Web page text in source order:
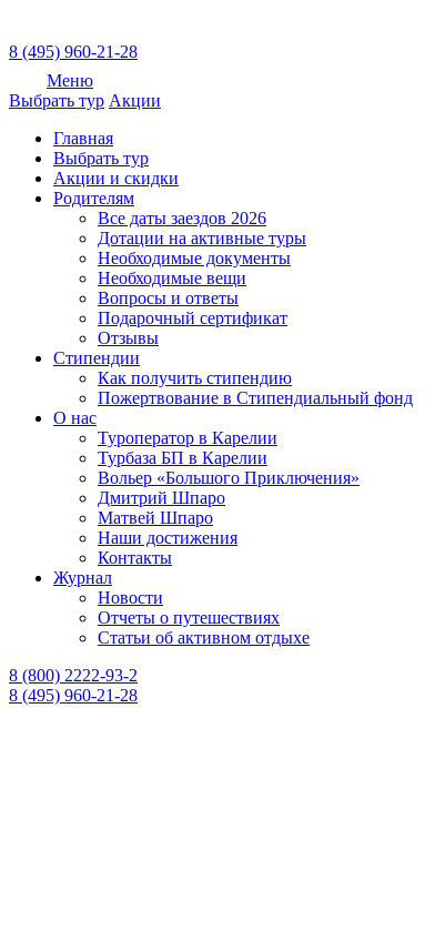
8 (495) 960-21-28
Меню
Выбрать тур Акции
Главная
Выбрать тур
Акции и скидки
Родителям
Все даты заездов 2026
Дотации на активные туры
Необходимые документы
Необходимые вещи
Вопросы и ответы
Подарочный сертификат
Отзывы
Стипендии
Как получить стипендию
Пожертвование в Стипендиальный фонд
О нас
Туроператор в Карелии
Турбаза БП в Карелии
Вольер «Большого Приключения»
Дмитрий Шпаро
Матвей Шпаро
Наши достижения
Контакты
Журнал
Новости
Отчеты о путешествиях
Статьи об активном отдыхе
8 (800) 2222-93-2
8 (495) 960-21-28